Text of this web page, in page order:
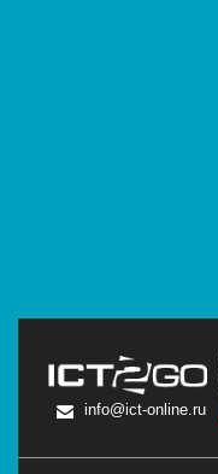
info@ict-online.ru